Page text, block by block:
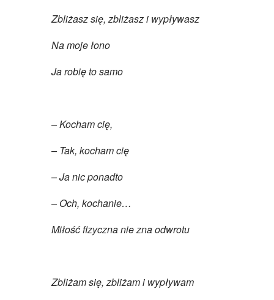
Zbliżasz się, zbliżasz i wypływasz
Na moje łono
Ja robię to samo
– Kocham cię,
– Tak, kocham cię
– Ja nic ponadto
– Och, kochanie…
Miłość fizyczna nie zna odwrotu
Zbliżam się, zbliżam i wypływam